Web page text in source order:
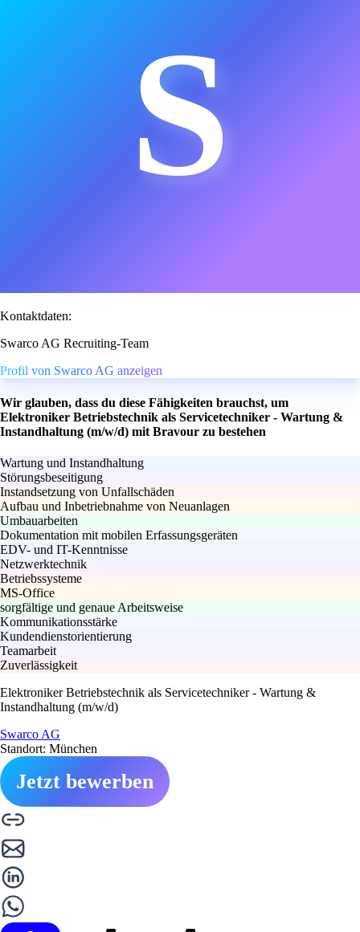
S
Kontaktdaten:
Swarco AG Recruiting-Team
Profil von Swarco AG anzeigen
Wir glauben, dass du diese Fähigkeiten brauchst, um
Elektroniker Betriebstechnik als Servicetechniker - Wartung &
Instandhaltung (m/w/d) mit Bravour zu bestehen
Wartung und Instandhaltung
Störungsbeseitigung
Instandsetzung von Unfallschäden
Aufbau und Inbetriebnahme von Neuanlagen
Umbauarbeiten
Dokumentation mit mobilen Erfassungsgeräten
EDV- und IT-Kenntnisse
Netzwerktechnik
Betriebssysteme
MS-Office
sorgfältige und genaue Arbeitsweise
Kommunikationsstärke
Kundendienstorientierung
Teamarbeit
Zuverlässigkeit
Elektroniker Betriebstechnik als Servicetechniker - Wartung &
Instandhaltung (m/w/d)
Swarco AG
Standort: München
Jetzt bewerben